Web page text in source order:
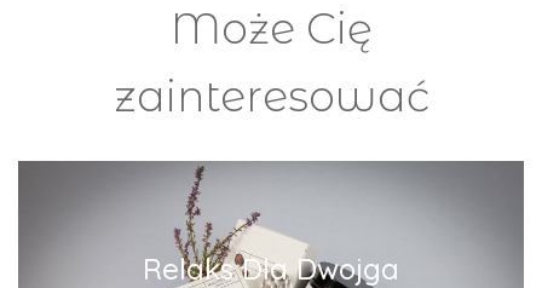
Może Cię
zainteresować
Relaks Dla Dwojga